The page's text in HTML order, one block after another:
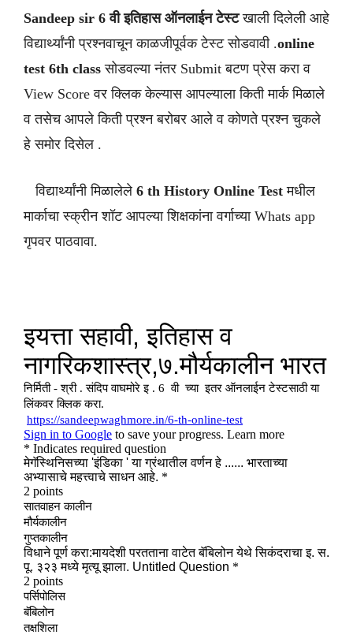
Sandeep sir 6 वी इतिहास ऑनलाईन टेस्टखाली दिलेली आहे
विद्यार्थ्यांनी प्रश्नवाचून काळजीपूर्वक टेस्ट सोडवावी .online
test 6th class सोडवल्या नंतर Submit बटण प्रेस करा व
View Score वर क्लिक केल्यास आपल्याला किती मार्क मिळाले
व तसेच आपले किती प्रश्न बरोबर आले व कोणते प्रश्न चुकले
हे समोर दिसेल .
विद्यार्थ्यांनी मिळालेले 6 th History Online Test मधील
मार्काचा स्क्रीन शॉट आपल्या शिक्षकांना वर्गाच्या Whats app
गृपवर पाठवावा.